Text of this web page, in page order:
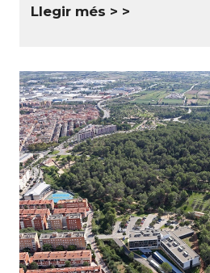
Llegir més >